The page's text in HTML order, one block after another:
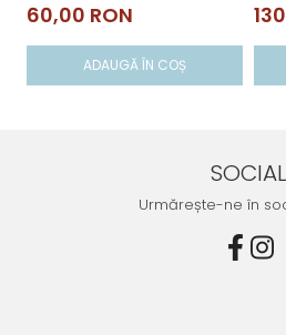
60,00 RON
ADAUGĂ ÎN COȘ
SOCIAL
Urmărește-ne în